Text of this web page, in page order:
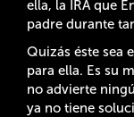
ella, la IRA que
padre durante
Quizás éste sea
para ella. Es su
no advierte
ya no tiene